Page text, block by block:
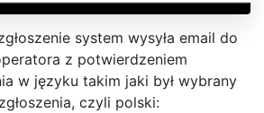
system wysyła email do
z potwierdzeniem
w języku takim jaki był wybrany
czyli polski: